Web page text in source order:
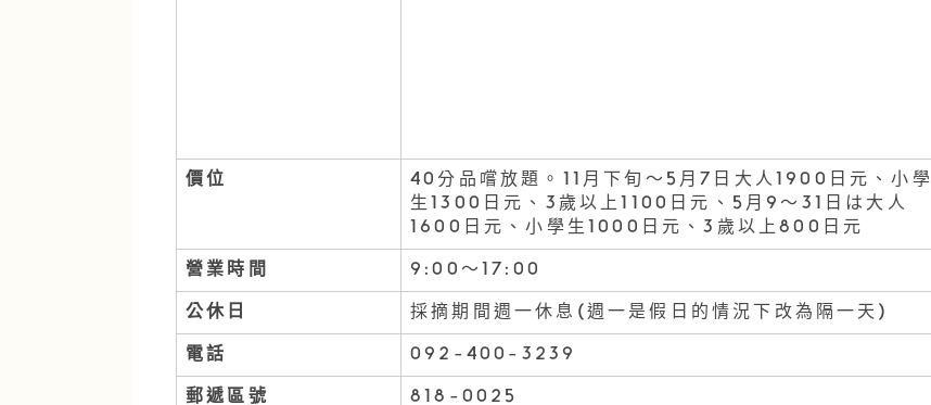
價位
40分品嚐放題。11月下旬〜5月7日大人1900日元、小學
生1300日元、3歲以上1100日元、5月9〜31日は大人
1600日元、小學生1000日元、3歲以上800日元
營業時間 9:00〜17:00
公休日 採摘期間週一休息(週一是假日的情況下改為隔一天)
電話 092-400-3239
郵遞區號 818-0025